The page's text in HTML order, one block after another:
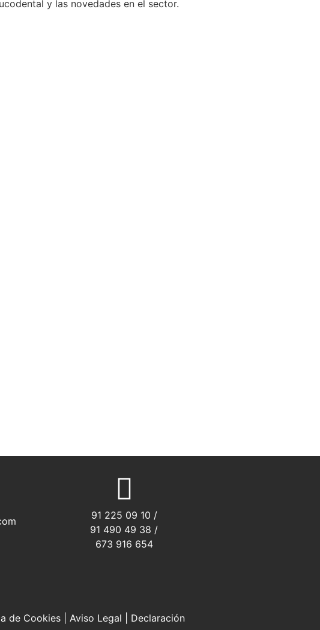
y las novedades en el sector.
91 225 09 10 /
91 490 49 38 /
673 916 654
de Cookies| Aviso Legal
Declaración